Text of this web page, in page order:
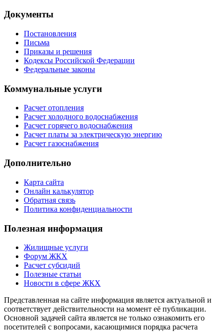
Документы
Постановления
Письма
Приказы и решения
Кодексы Российской Федерации
Федеральные законы
Коммунальные услуги
Расчет отопления
Расчет холодного водоснабжения
Расчет горячего водоснабжения
Расчет платы за электрическую энергию
Расчет газоснабжения
Дополнительно
Карта сайта
Онлайн калькулятор
Обратная связь
Политика конфиденциальности
Полезная информация
Жилищные услуги
Форум ЖКХ
Расчет субсидий
Полезные статьи
Новости в сфере ЖКХ
Представленная на сайте информация является актуальной и
соответствует действительности на момент её публикации.
Основной задачей сайта является не только ознакомить его
посетителей с вопросами, касающимися порядка расчета